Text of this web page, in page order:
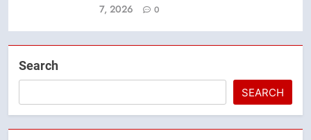
7, 2026
0
Search
SEARCH